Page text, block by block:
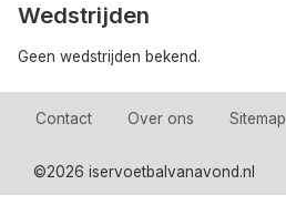
Wedstrijden
Geen wedstrijden bekend.
Contact Over ons Sitemap
©2026 iservoetbalvanavond.nl